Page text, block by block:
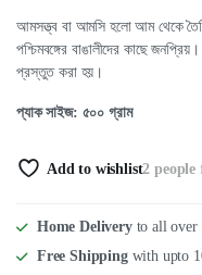
আমসত্ত্ব বা আমসি হলো আম থেকে তৈরি
পশ্চিমবঙ্গের বাঙালীদের কাছে
প্রস্তুত করা হয়।
প্যাক সাইজ: ৫০০ গ্রাম
Add to wishlist2 people
Home Deliveryto all over
Free Shippingwith upto